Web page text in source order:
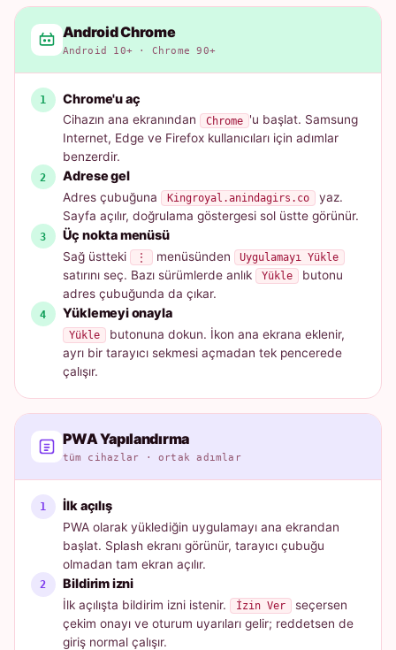
Android Chrome
Android 10+ · Chrome 90+
Chrome'u aç
Cihazın ana ekranından Chrome 'u başlat. Samsung
Internet, Edge ve Firefox kullanıcıları için adımlar
benzerdir.
Adrese gel
Adres çubuğuna Kingroyal.anindagirs.co
yaz.
Sayfa açılır, doğrulama göstergesi sol üstte görünür.
Üç nokta menüsü
Sağ üstteki ⋮ menüsünden Uygulamayı Yükle
satırını seç. Bazı sürümlerde anlık Yükle
butonu
adres çubuğunda da çıkar.
Yüklemeyi onayla
Yükle
butonuna dokun. İkon ana ekrana eklenir,
ayrı bir tarayıcı sekmesi açmadan tek pencerede
çalışır.
PWA Yapılandırma
tüm cihazlar · ortak adımlar
İlk açılış
PWA olarak yüklediğin uygulamayı ana ekrandan
başlat. Splash ekranı görünür, tarayıcı çubuğu
olmadan tam ekran açılır.
Bildirim izni
İlk açılışta bildirim izni istenir. İzin Ver
seçersen
çekim onayı ve oturum uyarıları gelir; reddetsen de
giriş normal çalışır.